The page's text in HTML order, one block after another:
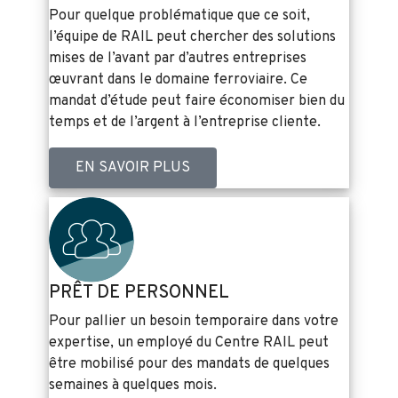
Pour quelque problématique que ce soit,
l’équipe de RAIL peut chercher des solutions
mises de l’avant par d’autres entreprises
œuvrant dans le domaine ferroviaire. Ce
mandat d’étude peut faire économiser bien du
temps et de l’argent à l’entreprise cliente.
EN SAVOIR PLUS
PRÊT DE PERSONNEL
Pour pallier un besoin temporaire dans votre
expertise, un employé du Centre RAIL peut
être mobilisé pour des mandats de quelques
semaines à quelques mois.